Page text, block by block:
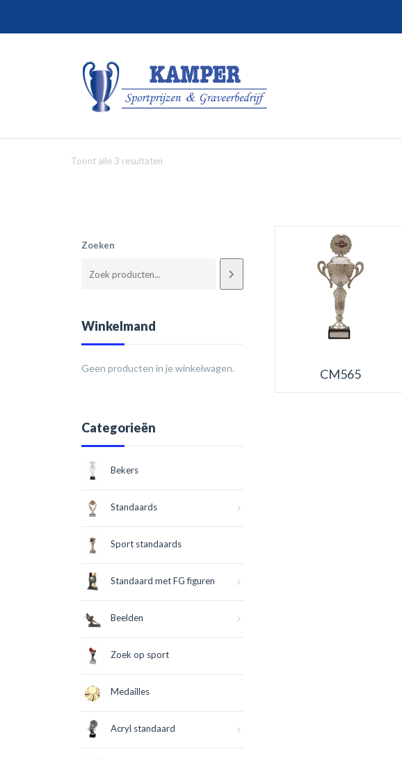
Toont alle 3 resultaten
Zoeken
Winkelmand
Geen producten in je winkelwagen.
Categorieën
Bekers
Standaards
Sport standaards
Standaard met FG figuren
Beelden
Zoek op sport
Medailles
Acryl standaard
CM565